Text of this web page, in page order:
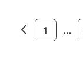
1 …